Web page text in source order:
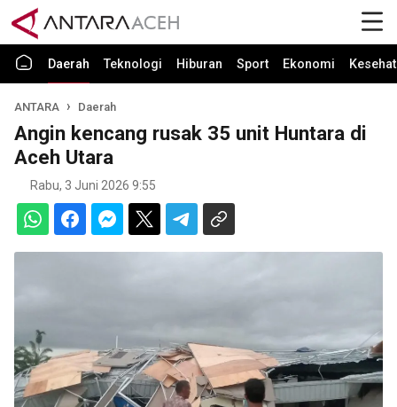
Daerah Teknologi Hiburan Sport Ekonomi
ANTARA Daerah
Angin kencang rusak 35 unit Huntara di
Aceh Utara
Rabu, 3 Juni 2026 9:55